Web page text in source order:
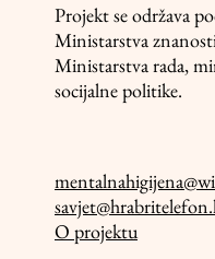
Projekt se održava
Ministarstva
Ministarstva rada,
socijalne politike.
O projektu